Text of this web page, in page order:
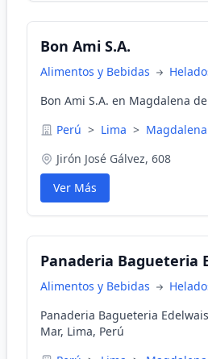
Bon Ami S.A.
Alimentos y Bebidas
Bon Ami S.A. en Magdalena
Perú > Lima >
Jirón José Gálvez, 608
Ver Más
Panaderia Bagueteria
Alimentos y Bebidas
Panaderia Bagueteria
Mar, Lima, Perú